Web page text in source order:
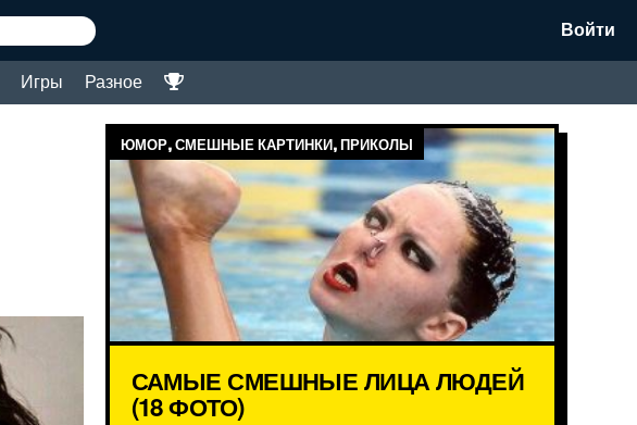
Войти
Игры Разное
ЮМОР, СМЕШНЫЕ КАРТИНКИ, ПРИКОЛЫ
САМЫЕ СМЕШНЫЕ ЛИЦА ЛЮДЕЙ
(18 ФОТО)